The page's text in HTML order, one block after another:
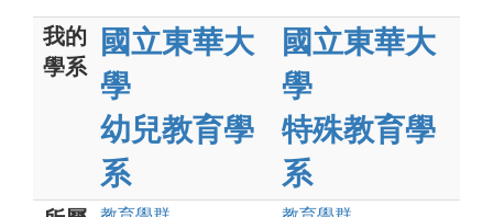
我的
學系
國立東華大
學
幼兒教育學
系
國立東華大
學
特殊教育學
系